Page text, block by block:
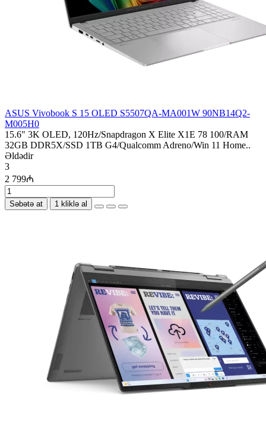
ASUS Vivobook S 15 OLED S5507QA-MA001W 90NB14Q2-
M005H0
15.6" 3K OLED, 120Hz/Snapdragon X Elite X1E 78 100/RAM
32GB DDR5X/SSD 1TB G4/Qualcomm Adreno/Win 11 Home..
Əldədir
3
2 799₼
Səbətə at 1 kliklə al